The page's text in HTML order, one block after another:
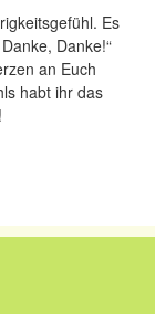
Es
Danke!“
an Euch
habt ihr das